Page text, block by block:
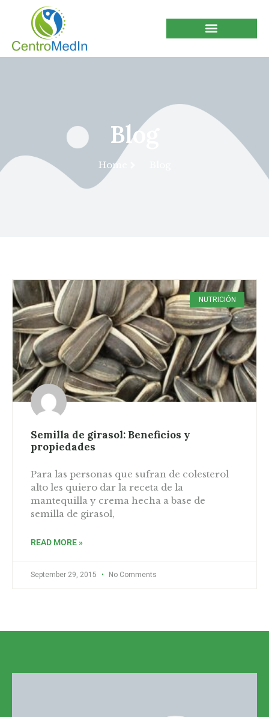
Blog
Home
NUTRICIÓN
Semilla de girasol: Beneficios y
propiedades
Para las personas que sufran de colesterol
alto les quiero dar la receta de la
mantequilla y crema hecha a base de
semilla de girasol,
READ MORE »
September 29, 2015 No Comments